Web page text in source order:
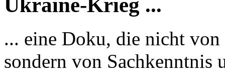
... eine Doku, die nicht
sondern von Sachkenntnis